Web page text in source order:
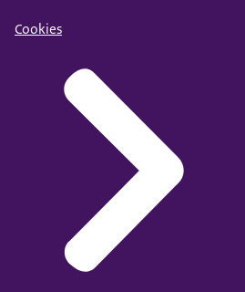
Cookies